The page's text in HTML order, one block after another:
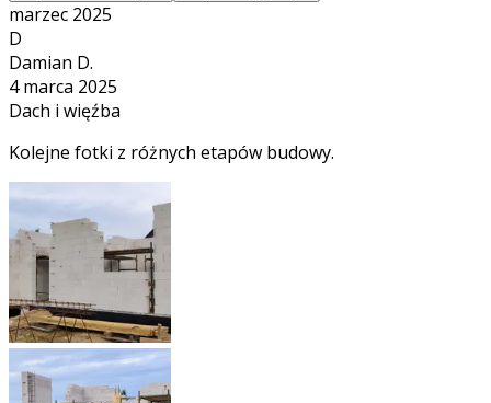
marzec 2025
D
Damian D.
4 marca 2025
Dach i więźba
Kolejne fotki z różnych etapów budowy.